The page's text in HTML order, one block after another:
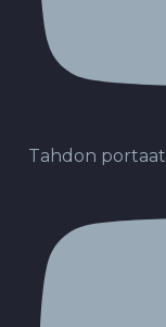
Tahdon portaat